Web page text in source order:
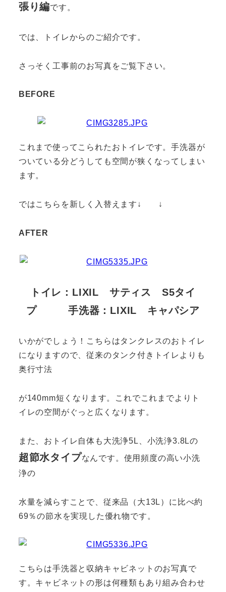
張り編です。
では、トイレからのご紹介です。
さっそく工事前のお写真をご覧下さい。
BEFORE
これまで使ってこられたおトイレです。手洗器が
ついている分どうしても空間が狭くなってしまい
ます。
ではこちらを新しく入替えます↓ ↓
AFTER
トイレ：LIXIL サティス S5タイ
プ 手洗器：LIXIL キャパシア
いかがでしょう！こちらはタンクレスのおトイレ
になりますので、従来のタンク付きトイレよりも
奥行寸法
が140mm短くなります。これでこれまでよりト
イレの空間がぐっと広くなります。
また、おトイレ自体も大洗浄5L、小洗浄3.8Lの
超節水タイプなんです。使用頻度の高い小洗
浄の
水量を減らすことで、従来品（大13L）に比べ約
69％の節水を実現した優れ物です。
こちらは手洗器と収納キャビネットのお写真で
す。キャビネットの形は何種類もあり組み合わせ